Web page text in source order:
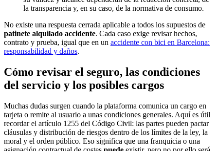
la transparencia y, en su caso, de la normativa de consumo.
No existe una respuesta cerrada aplicable a todos los supuestos de
patinete alquilado accidente. Cada caso exige revisar hechos,
contrato y prueba, igual que en un accidente con bici en Barcelona:
responsabilidad y daños.
Cómo revisar el seguro, las condiciones
del servicio y los posibles cargos
Muchas dudas surgen cuando la plataforma comunica un cargo en
tarjeta o remite al usuario a unas condiciones generales. Aquí es útil
recordar el artículo 1255 del Código Civil: las partes pueden pactar
cláusulas y distribución de riesgos dentro de los límites de la ley, la
moral y el orden público. Eso significa que una franquicia o una